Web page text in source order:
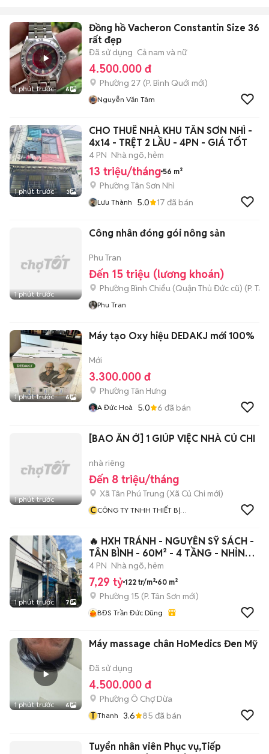
1 phút trước 6
Đồng hồ Vacheron Constantin Size 36
rất đẹp
Đã sử dụng Cả nam và nữ
4.500.000 đ
Phường 27 (P. Bình Quới mới)
Nguyễn Văn Tâm
1 phút trước 3
CHO THUÊ NHÀ KHU TÂN SƠN NHÌ -
4x14 - TRỆT 2 LẦU - 4PN - GIÁ TỐT
4 PN Nhà ngõ, hẻm
13 triệu/tháng 56 m²
Phường Tân Sơn Nhì
Lưu Thành 5.0 17 đã bán
1 phút trước
Công nhân đóng gói nông sản
Phu Tran
Đến 15 triệu (lương khoán)
Phường Bình Chiểu (Quận Thủ Đức cũ) (P.
Phu Tran
1 phút trước 6
Máy tạo Oxy hiệu DEDAKJ mới 100%
Mới
3.300.000 đ
Phường Tân Hưng
A Đức Hoà 5.0 6 đã bán
1 phút trước
[BAO ĂN Ở] 1 GIÚP VIỆC NHÀ CỦ CHI
nhà riêng
Đến 8 triệu/tháng
Xã Tân Phú Trung (Xã Củ Chi mới)
CCÔNG TY TNHH THIẾT BỊ
1 phút trước 7
🔥 HXH TRÁNH - NGUYỄN SỸ SÁCH -
TÂN BÌNH - 60M² - 4 TẦNG - NHỈNH
7 T
4 PN Nhà ngõ, hẻm
7,29 tỷ 122 tr/m² 60 m²
Phường 15 (P. Tân Sơn mới)
BĐS Trần Đức Dũng
1 phút trước 6
Máy massage chân HoMedics Đen Mỹ
Đã sử dụng
4.500.000 đ
Phường Ô Chợ Dừa
T Thanh 3.6 85 đã bán
Tuyển nhân viên Phục vụ,Tiếp